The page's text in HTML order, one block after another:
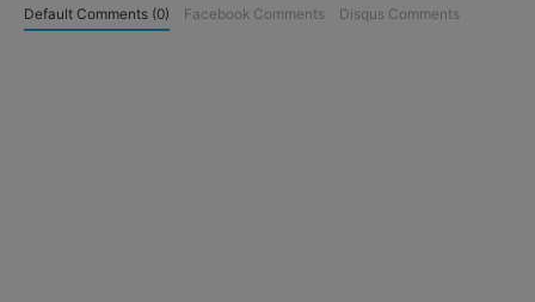
Default Comments (0) Facebook Comments Disqus Comments